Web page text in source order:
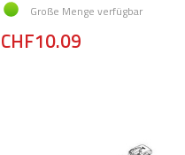
Große Menge verfügbar
CHF10.09